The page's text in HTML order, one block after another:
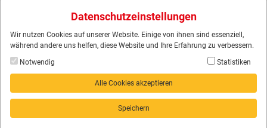
Datenschutzeinstellungen
Wir nutzen Cookies auf unserer Website. Einige von ihnen sind essenziell,
während andere uns helfen, diese Website und Ihre Erfahrung zu verbessern.
Notwendig
Statistiken
Alle Cookies akzeptieren
Speichern
Weiterlesen